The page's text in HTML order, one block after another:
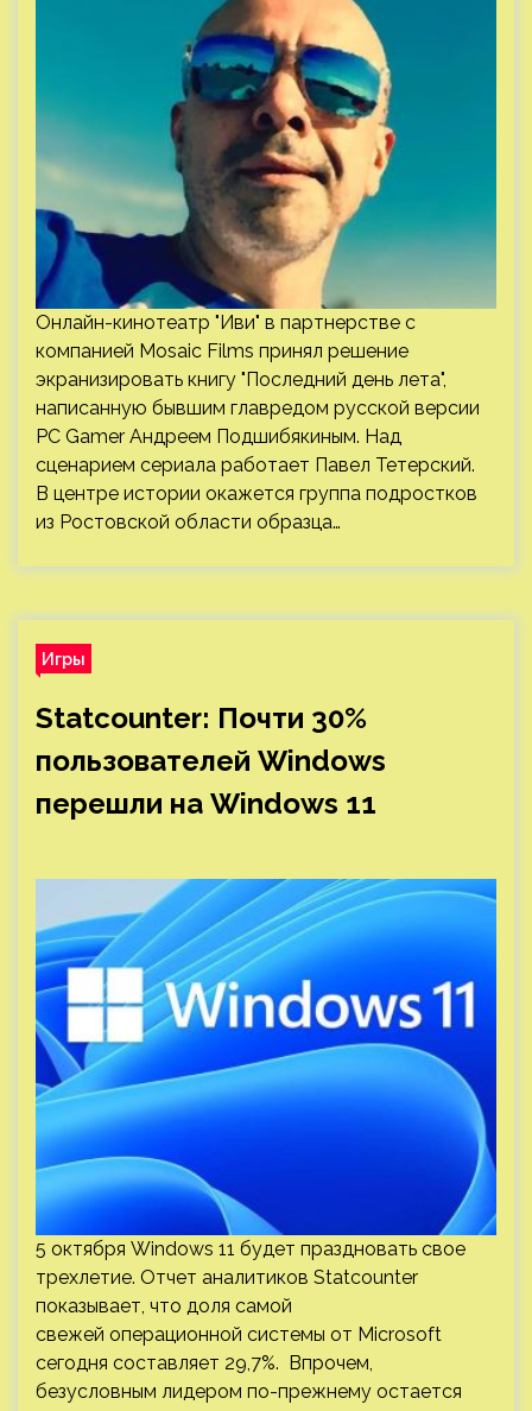
Онлайн-кинотеатр "Иви" в партнерстве с
компанией Mosaic Films принял решение
экранизировать книгу "Последний день лета",
написанную бывшим главредом русской версии
PC Gamer Андреем Подшибякиным. Над
сценарием сериала работает Павел Тетерский.
В центре истории окажется группа подростков
из Ростовской области образца…
Игры
Statcounter: Почти 30%
пользователей Windows
перешли на Windows 11
5 октября Windows 11 будет праздновать свое
трехлетие. Отчет аналитиков Statcounter
показывает, что доля самой
свежей операционной системы от Microsoft
сегодня составляет 29,7%. Впрочем,
безусловным лидером по-прежнему остается